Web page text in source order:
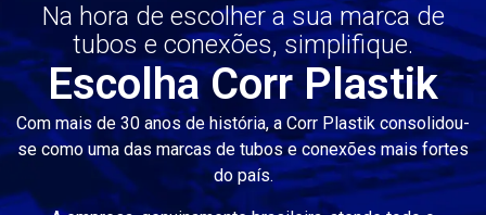
Na hora de escolher a sua marca de
tubos e conexões, simplifique.
Escolha Corr Plastik
Com mais de 30 anos de história, a Corr Plastik consolidou-
se como uma das marcas de tubos e conexões mais fortes
do país.